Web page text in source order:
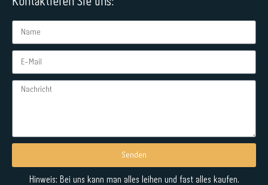
Senden
Alternative:
Hinweis: Bei uns kann man alles leihen und fast alles kaufen.